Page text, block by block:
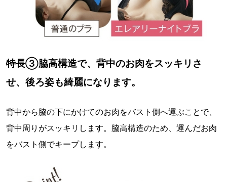
特長③脇高構造で、背中のお肉をスッキリさ
せ、後ろ姿も綺麗になります。
背中から脇の下にかけてのお肉をバスト側へ運ぶことで、
背中周りがスッキリします。脇高構造のため、運んだお肉
をバスト側でキープします。